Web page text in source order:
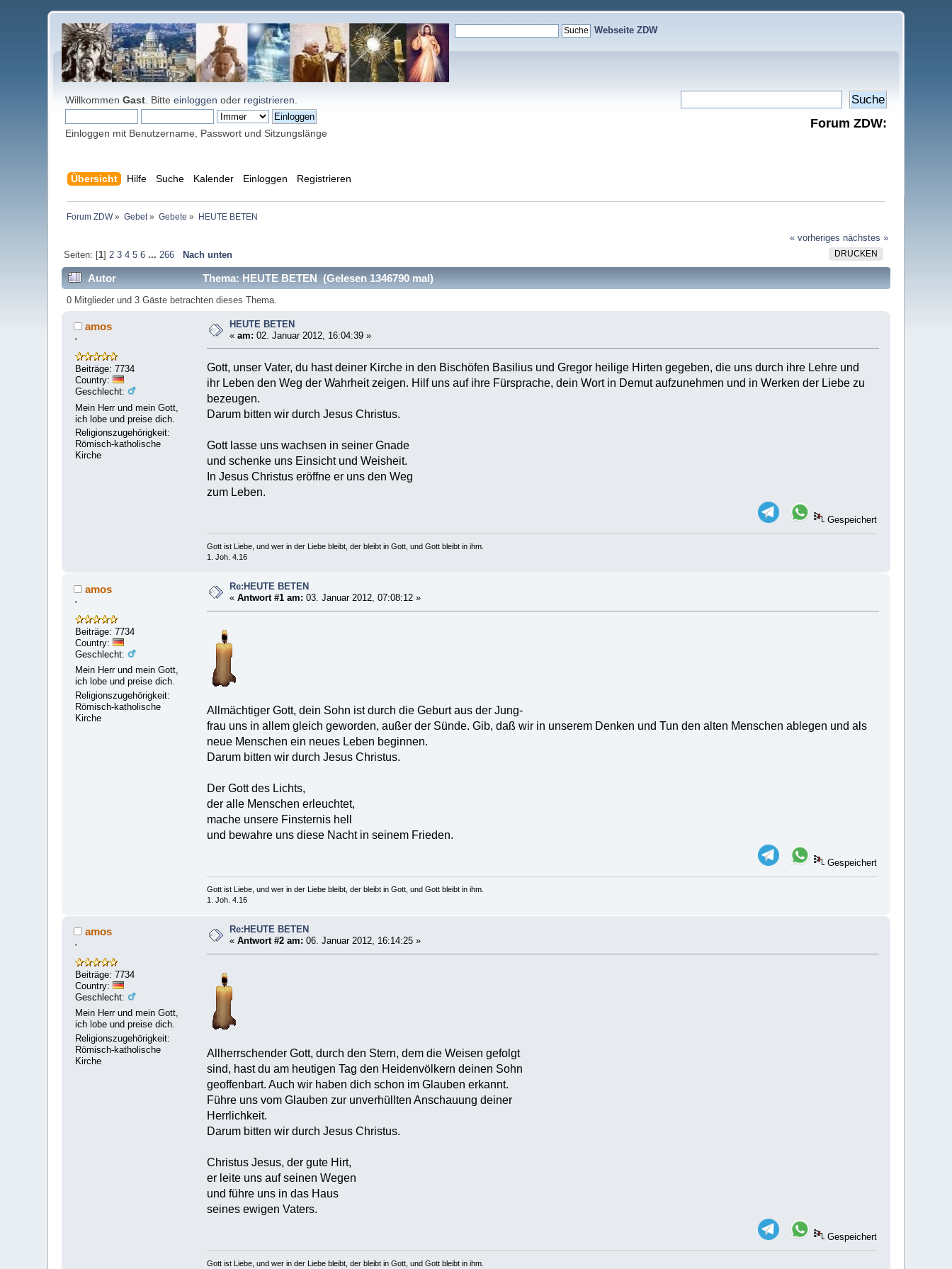
Webseite ZDW
WillkommenGast . Bitteeinloggen oder registrieren
Einloggen mit Benutzername, Passwort und Sitzungslänge
Forum ZDW:
Übersicht Hilfe Suche Kalender Einloggen Registrieren
Forum ZDW» Gebet» Gebete » HEUTE BETEN
« vorheriges nächstes »
DRUCKEN
Seiten: [1] 2 3 4 5 6 ... 266 Nach unten
Autor Thema: HEUTE BETEN (Gelesen 1346790 mal)
0 Mitglieder und 3 Gäste betrachten dieses Thema.
amos
'
Beiträge: 7734
Country:
Geschlecht:
Mein Herr und mein Gott,
ich lobe und preise dich.
Religionszugehörigkeit:
Römisch-katholische
Kirche
HEUTE BETEN
«am: 02. Januar 2012, 16:04:39 »
Gott, unser Vater, du hast deiner Kirche in den Bischöfen Basilius und Gregor heilige Hirten gegeben, die uns durch ihre Lehre und
ihr Leben den Weg der Wahrheit zeigen. Hilf uns auf ihre Fürsprache, dein Wort in Demut aufzunehmen und in Werken der Liebe zu
bezeugen.
Darum bitten wir durch Jesus Christus.
Gott lasse uns wachsen in seiner Gnade
und schenke uns Einsicht und Weisheit.
In Jesus Christus eröffne er uns den Weg
zum Leben.
Gespeichert
Gott ist Liebe, und wer in der Liebe bleibt, der bleibt in Gott, und Gott bleibt in ihm.
1. Joh. 4.16
amos
'
Beiträge: 7734
Country:
Geschlecht:
Mein Herr und mein Gott,
ich lobe und preise dich.
Religionszugehörigkeit:
Römisch-katholische
Kirche
Re:HEUTE BETEN
«Antwort #1 am: 03. Januar 2012, 07:08:12 »
Allmächtiger Gott, dein Sohn ist durch die Geburt aus der Jung-
frau uns in allem gleich geworden, außer der Sünde. Gib, daß wir in unserem Denken und Tun den alten Menschen ablegen und als
neue Menschen ein neues Leben beginnen.
Darum bitten wir durch Jesus Christus.
Der Gott des Lichts,
der alle Menschen erleuchtet,
mache unsere Finsternis hell
und bewahre uns diese Nacht in seinem Frieden.
Gespeichert
Gott ist Liebe, und wer in der Liebe bleibt, der bleibt in Gott, und Gott bleibt in ihm.
1. Joh. 4.16
amos
'
Beiträge: 7734
Country:
Geschlecht:
Mein Herr und mein Gott,
ich lobe und preise dich.
Religionszugehörigkeit:
Römisch-katholische
Kirche
Re:HEUTE BETEN
«Antwort #2 am: 06. Januar 2012, 16:14:25 »
Allherrschender Gott, durch den Stern, dem die Weisen gefolgt
sind, hast du am heutigen Tag den Heidenvölkern deinen Sohn
geoffenbart. Auch wir haben dich schon im Glauben erkannt.
Führe uns vom Glauben zur unverhüllten Anschauung deiner
Herrlichkeit.
Darum bitten wir durch Jesus Christus.
Christus Jesus, der gute Hirt,
er leite uns auf seinen Wegen
und führe uns in das Haus
seines ewigen Vaters.
Gespeichert
Gott ist Liebe, und wer in der Liebe bleibt, der bleibt in Gott, und Gott bleibt in ihm.